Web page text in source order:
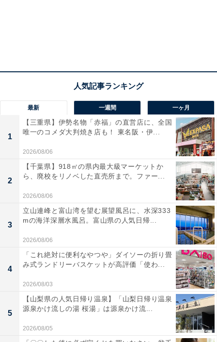
最新 一週間 一ヶ月
1
【三重県】伊勢名物「赤福」の直営店に、全国
唯一のコメダ大判焼き店も！ 東名阪・伊...
2026/08/06
2
【千葉県】918㎡の県内最大級マーケットか
ら、廃校をリノベした直売所まで。ファー...
2026/08/06
3
立山連峰と富山湾を望む展望風呂に、水深333
mの海洋深層水風呂。富山県の人気日帰...
2026/08/06
4
「これ絶対に便利なやつや」ダイソーの折り畳
み式ランドリーバスケットが高評価「使わ...
2026/08/03
5
【山梨県の人気日帰り温泉】「山梨日帰り温泉
源泉かけ流しの湯 桜湯」は源泉かけ流...
2026/08/05